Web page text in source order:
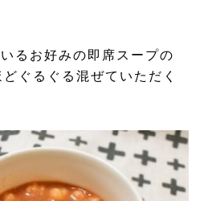
るお好みの即席スープの
ぐるぐる混ぜていただく